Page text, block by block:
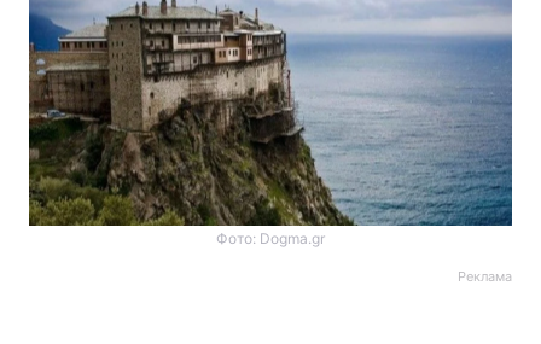
Фото: Dogma.gr
Реклама